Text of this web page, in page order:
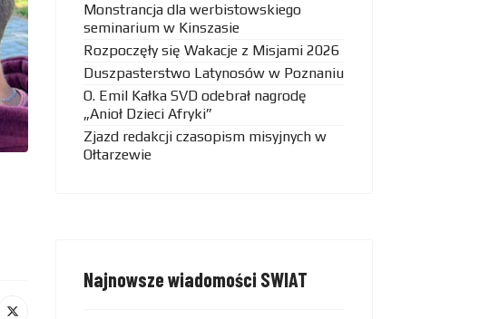
Monstrancja dla werbistowskiego
seminarium w Kinszasie
Rozpoczęły się Wakacje z Misjami 2026
Duszpasterstwo Latynosów w Poznaniu
O. Emil Kałka SVD odebrał nagrodę
„Anioł Dzieci Afryki”
Zjazd redakcji czasopism misyjnych w
Ołtarzewie
Najnowsze wiadomości SWIAT